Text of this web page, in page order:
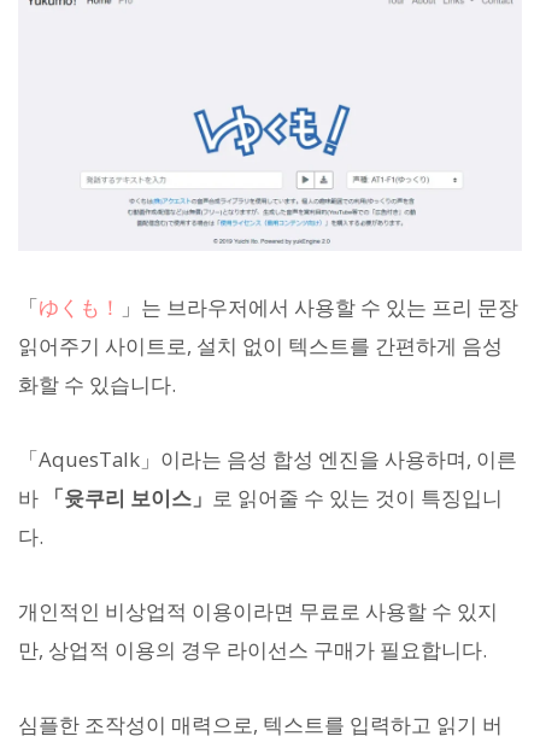
「ゆくも！ 」는 브라우저에서 사용할 수 있는 프리 문장
읽어주기 사이트로, 설치 없이 텍스트를 간편하게 음성
화할 수 있습니다.
「AquesTalk」이라는 음성 합성 엔진을 사용하며, 이른
바
「윳쿠리 보이스」 로 읽어줄 수 있는 것이 특징입니
다.
개인적인 비상업적 이용이라면 무료로 사용할 수 있지
만, 상업적 이용의 경우 라이선스 구매가 필요합니다.
심플한 조작성이 매력으로, 텍스트를 입력하고 읽기 버